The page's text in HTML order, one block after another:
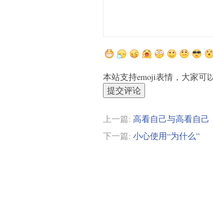
本站支持emoji表情，大家可
提交评论
上一篇: 高看自己与高看自己
下一篇: 小心使用“为什么”